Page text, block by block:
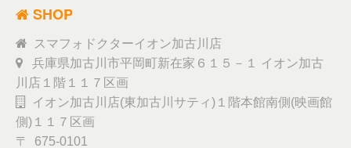
SHOP
スマフォドクターイオン加古川店
兵庫県加古川市平岡町新在家６１５－１ イオン加古
川店１階１１７区画
イオン加古川店(東加古川サティ)１階本館南側(映画館
側)１１７区画
〒 675-0101